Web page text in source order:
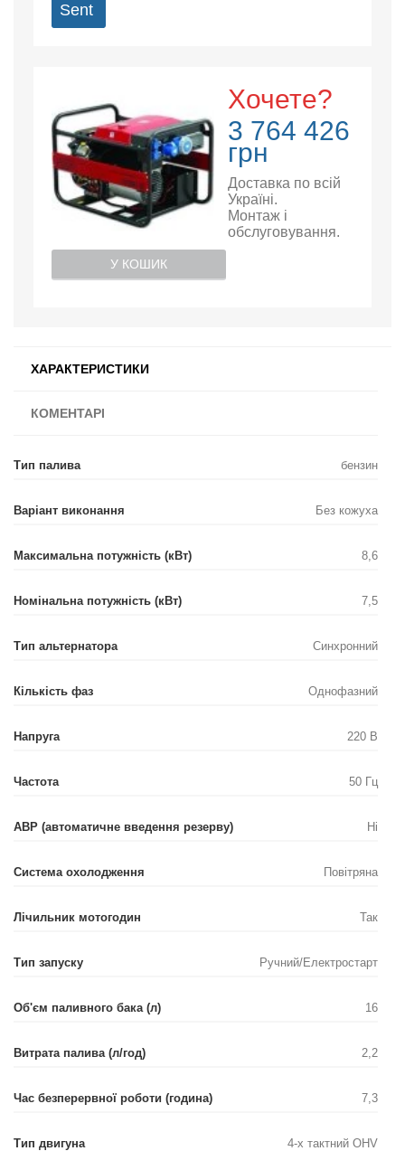
Sent
Хочете?
3 764 426
грн
Доставка по всій
Україні.
Монтаж і
обслуговування.
У КОШИК
ХАРАКТЕРИСТИКИ
КОМЕНТАРІ
Тип палива бензин
Варіант виконання Без кожуха
Максимальна потужність (кВт) 8,6
Номінальна потужність (кВт) 7,5
Тип альтернатора Синхронний
Кількість фаз Однофазний
Напруга 220 В
Частота 50 Гц
АВР (автоматичне введення резерву) Ні
Система охолодження Повітряна
Лічильник мотогодин Так
Тип запуску Ручний/Електростарт
Об'єм паливного бака (л) 16
Витрата палива (л/год) 2,2
Час безперервної роботи (година) 7,3
Тип двигуна 4-х тактний OHV